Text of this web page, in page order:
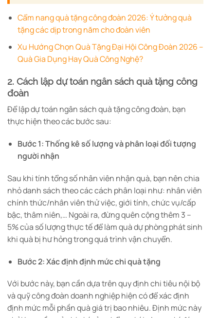
Cẩm nang quà tặng công đoàn 2026: Ý tưởng quà
tặng các dịp trong năm cho đoàn viên
Xu Hướng Chọn Quà Tặng Đại Hội Công Đoàn 2026 –
Quà Gia Dụng Hay Quà Công Nghệ?
2. Cách lập dự toán ngân sách quà tặng công
đoàn
Để lập dự toán ngân sách quà tặng công đoàn, bạn
thực hiện theo các bước sau:
Bước 1: Thống kê số lượng và phân loại đối tượng
người nhận
Sau khi tính tổng số nhân viên nhận quà, bạn nên chia
nhỏ danh sách theo các cách phân loại như: nhân viên
chính thức/nhân viên thử việc, giới tính, chức vụ/cấp
bậc, thâm niên,… Ngoài ra, đừng quên cộng thêm 3 –
5% của số lượng thực tế để làm quà dự phòng phát sinh
khi quà bị hư hỏng trong quá trình vận chuyển.
Bước 2: Xác định định mức chi quà tặng
Với bước này, bạn cần dựa trên quy định chi tiêu nội bộ
và quỹ công đoàn doanh nghiệp hiện có để xác định
định mức mỗi phần quà giá trị bao nhiêu. Định mức này